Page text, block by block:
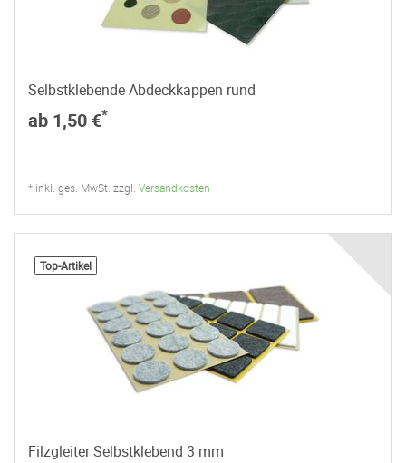
Selbstklebende Abdeckkappen rund
ab 1,50 €*
* inkl. ges. MwSt. zzgl. Versandkosten
Top-Artikel
Filzgleiter Selbstklebend 3 mm